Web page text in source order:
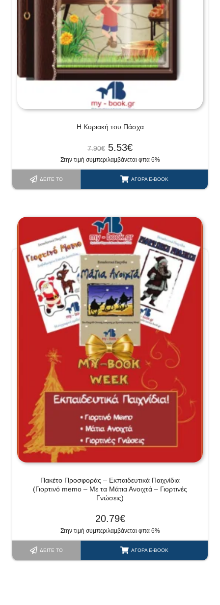
H Κυριακή του Πάσχα
7.90€ 5.53€
Στην τιμή συμπεριλαμβάνεται φπα 6%
ΔΕΊΤΕ ΤΟ ΑΓΟΡΆ E-BOOK
Πακέτο Προσφοράς – Εκπαιδευτικά Παιχνίδια
(Γιορτινό memo – Με τα Μάτια Ανοιχτά – Γιορτινές
Γνώσεις)
20.79€
Στην τιμή συμπεριλαμβάνεται φπα 6%
ΔΕΊΤΕ ΤΟ ΑΓΟΡΆ E-BOOK